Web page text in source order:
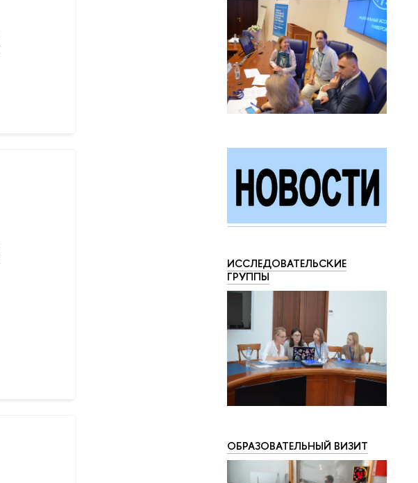
ИССЛЕДОВАТЕЛЬСКИЕ
ГРУППЫ
ОБРАЗОВАТЕЛЬНЫЙ ВИЗИТ